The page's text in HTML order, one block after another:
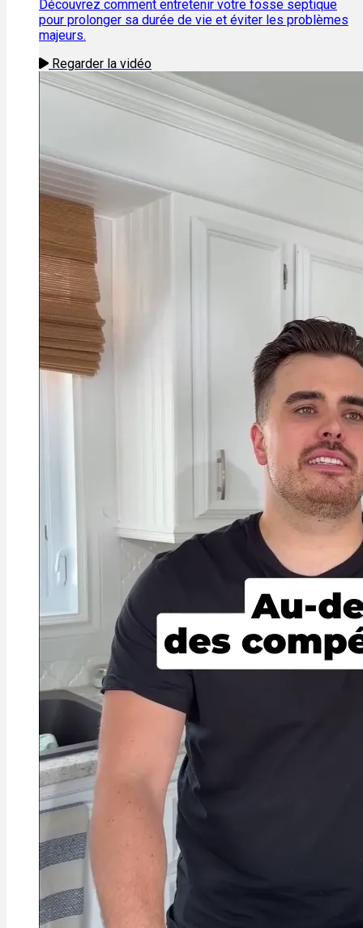
Découvrez comment entretenir votre fosse septique
pour prolonger sa durée de vie et éviter les problèmes
majeurs.
Regarder la vidéo